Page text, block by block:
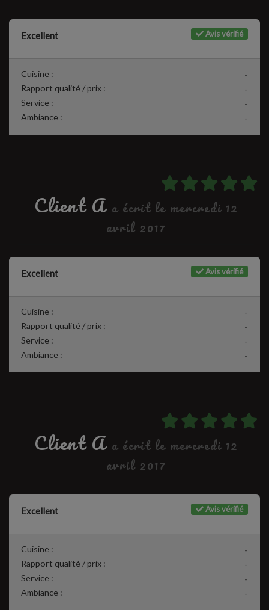
Avis vérifié
Excellent
-
Cuisine :
-
Rapport qualité / prix :
-
Service :
-
Ambiance :
Client A a écrit le mercredi 12
avril 2017
Avis vérifié
Excellent
-
Cuisine :
-
Rapport qualité / prix :
-
Service :
-
Ambiance :
Client A a écrit le mercredi 12
avril 2017
Avis vérifié
Excellent
-
Cuisine :
-
Rapport qualité / prix :
-
Service :
-
Ambiance :